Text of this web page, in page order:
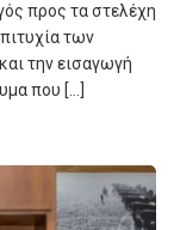
προς τα στελέχη
των
την εισαγωγή
που […]